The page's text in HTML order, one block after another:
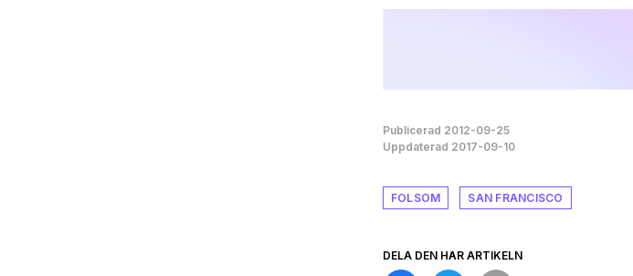
Publicerad 2012-09-25
Uppdaterad 2017-09-10
FOLSOM SAN FRANCISCO
DELA DEN HÄR ARTIKELN